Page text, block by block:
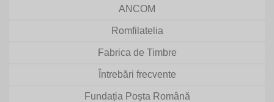
ANCOM
Romfilatelia
Fabrica de Timbre
Întrebări frecvente
Fundația Poșta Română